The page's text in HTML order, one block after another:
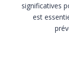
significatives
est